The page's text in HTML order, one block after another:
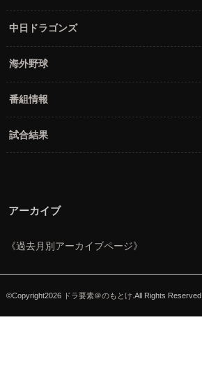
中日ドラゴンズ
海外野球
番組情報
試合結果
アーカイブ
《過去月別アーカイブページ》
©Copyright2026 ドラ要素＠のもとけ .All Rights Reserved.